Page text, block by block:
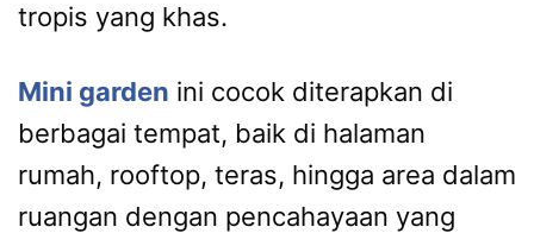
tropis yang khas.
Mini garden ini cocok diterapkan di
berbagai tempat, baik di halaman
rumah, rooftop, teras, hingga area dalam
ruangan dengan pencahayaan yang